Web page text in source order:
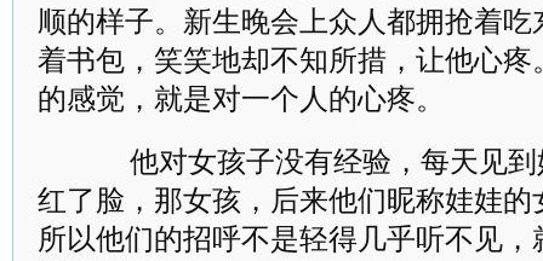
顺的样子。新生晚会上众人都拥抢着
着书包，笑笑地却不知所措，让他心
的感觉，就是对一个人的心疼。
他对女孩子没有经验，每天见到
红了脸，那女孩，后来他们昵称娃娃
所以他们的招呼不是轻得几乎听不见